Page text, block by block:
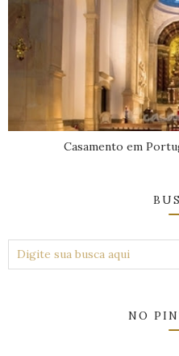
Casamento em
NO